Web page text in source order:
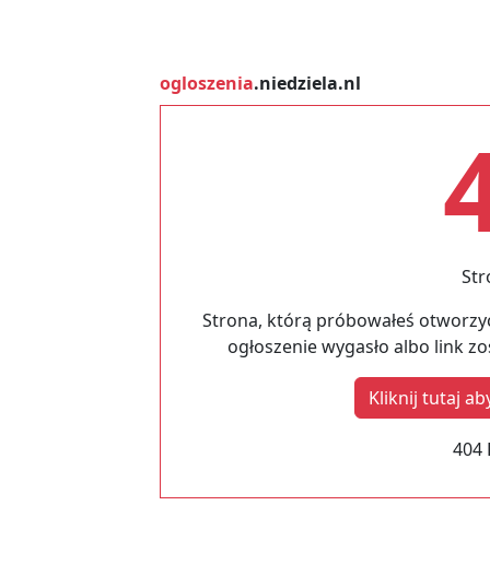
ogloszenia.niedziela.nl
Strona, którą próbowałeś
ogłoszenie wygasło albo link
Kliknij tutaj
404